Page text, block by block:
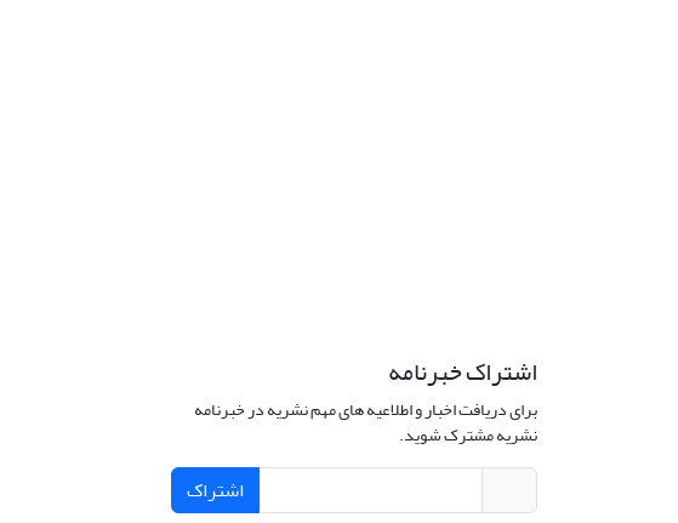
اشتراک خبرنامه
برای دریافت اخبار و اطلاعیه های مهم نشریه در خبرنامه
نشریه مشترک شوید.
اشتراک